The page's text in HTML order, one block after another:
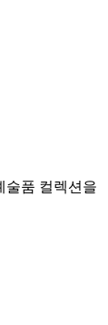
술품 컬렉션을